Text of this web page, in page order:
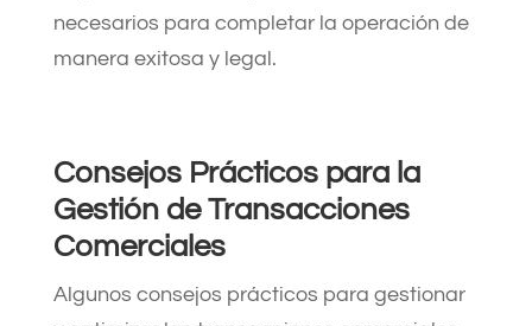
necesarios para completar la operación de
manera exitosa y legal.
Consejos Prácticos para la
Gestión de Transacciones
Comerciales
Algunos consejos prácticos para gestionar